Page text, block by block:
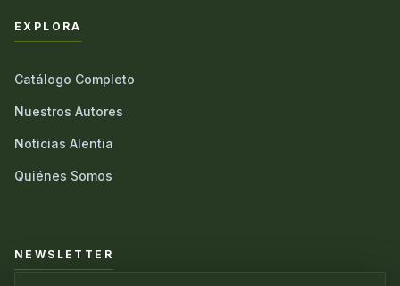
EXPLORA
Catálogo Completo
Nuestros Autores
Noticias Alentia
Quiénes Somos
NEWSLETTER